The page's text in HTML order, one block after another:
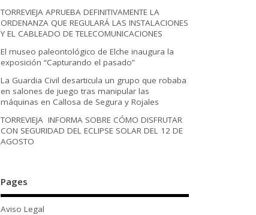
TORREVIEJA APRUEBA DEFINITIVAMENTE LA
ORDENANZA QUE REGULARÁ LAS INSTALACIONES
Y EL CABLEADO DE TELECOMUNICACIONES
El museo paleontológico de Elche inaugura la
exposición “Capturando el pasado”
La Guardia Civil desarticula un grupo que robaba
en salones de juego tras manipular las
máquinas en Callosa de Segura y Rojales
TORREVIEJA INFORMA SOBRE CÓMO DISFRUTAR
CON SEGURIDAD DEL ECLIPSE SOLAR DEL 12 DE
AGOSTO
Pages
Aviso Legal